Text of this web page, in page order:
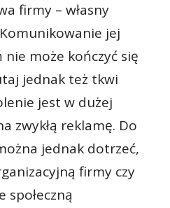
firmy – własny
jej
nie może kończyć się
jednak też tkwi
jest w dużej
zwykłą reklamę. Do
jednak dotrzeć,
firmy czy
społeczną